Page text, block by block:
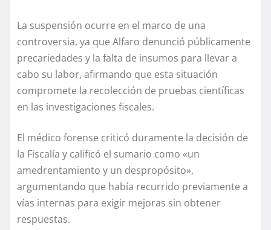
La suspensión ocurre en el marco de una
controversia, ya que Alfaro denunció públicamente
precariedades y la falta de insumos para llevar a
cabo su labor, afirmando que esta situación
compromete la recolección de pruebas científicas
en las investigaciones fiscales.
El médico forense criticó duramente la decisión de
la Fiscalía y calificó el sumario como «un
amedrentamiento y un despropósito»,
argumentando que había recurrido previamente a
vías internas para exigir mejoras sin obtener
respuestas.